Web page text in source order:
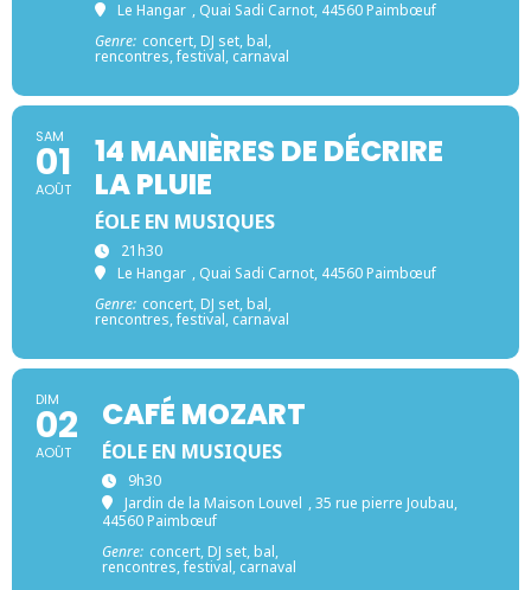
Le Hangar , Quai Sadi Carnot, 44560 Paimbœuf
Genre: concert, DJ set, bal,
rencontres, festival, carnaval
SAM
01
AOÛT
14 MANIÈRES DE DÉCRIRE
LA PLUIE
ÉOLE EN MUSIQUES
21h30
Le Hangar , Quai Sadi Carnot, 44560 Paimbœuf
Genre: concert, DJ set, bal,
rencontres, festival, carnaval
DIM
02
AOÛT
CAFÉ MOZART
ÉOLE EN MUSIQUES
9h30
Jardin de la Maison Louvel , 35 rue pierre Joubau,
44560 Paimbœuf
Genre: concert, DJ set, bal,
rencontres, festival, carnaval